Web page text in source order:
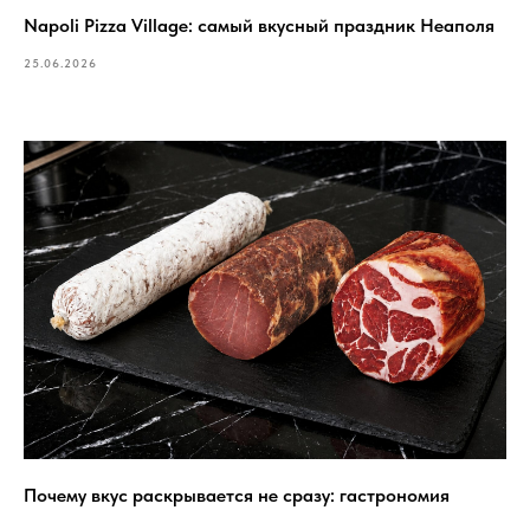
Napoli Pizza Village: самый вкусный праздник Неаполя
25.06.2026
Почему вкус раскрывается не сразу: гастрономия